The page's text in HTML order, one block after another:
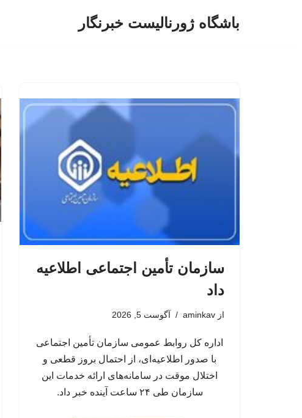
باشگاه ژورنالیست خبرنگار
سازمان تأمین اجتماعی اطلاعیه
داد
از aminkav آگوست 5, 2026
اداره کل روابط عمومی سازمان تأمین اجتماعی
با صدور اطلاعیه‌ای، از احتمال بروز قطعی و
اختلال موقت در سامانه‌های ارائه خدمات این
سازمان طی ۲۴ ساعت آینده خبر داد.